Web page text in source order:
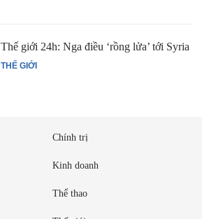
THẾ GIỚI
Thế giới 24h: Nga điều ‘rồng lửa’ tới Syria
Chính trị
Kinh doanh
Thể thao